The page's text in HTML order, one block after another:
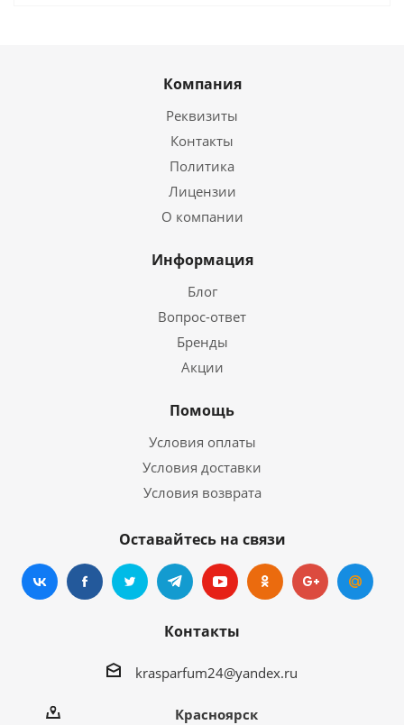
Компания
Реквизиты
Контакты
Политика
Лицензии
О компании
Информация
Блог
Вопрос-ответ
Бренды
Акции
Помощь
Условия оплаты
Условия доставки
Условия возврата
Оставайтесь на связи
Контакты
krasparfum24@yandex.ru
Красноярск